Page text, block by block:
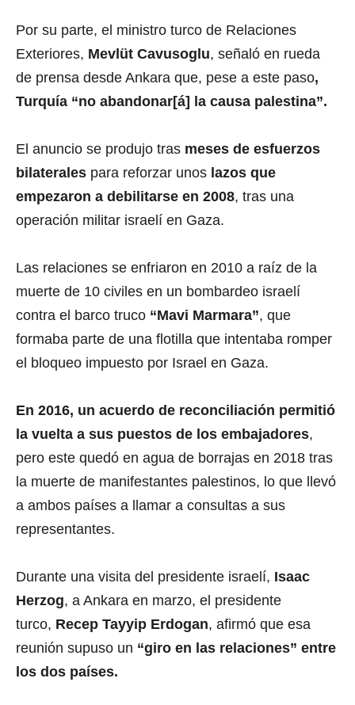
Por su parte, el ministro turco de Relaciones
Exteriores, Mevlüt Cavusoglu, señaló en rueda
de prensa desde Ankara que, pese a este paso,
Turquía “no abandonar[á] la causa palestina”.
El anuncio se produjo tras meses de esfuerzos
bilaterales para reforzar unos lazos que
empezaron a debilitarse en 2008, tras una
operación militar israelí en Gaza.
Las relaciones se enfriaron en 2010 a raíz de la
muerte de 10 civiles en un bombardeo israelí
contra el barco truco “Mavi Marmara”, que
formaba parte de una flotilla que intentaba romper
el bloqueo impuesto por Israel en Gaza.
En 2016, un acuerdo de reconciliación permitió
la vuelta a sus puestos de los embajadores,
pero este quedó en agua de borrajas en 2018 tras
la muerte de manifestantes palestinos, lo que llevó
a ambos países a llamar a consultas a sus
representantes.
Durante una visita del presidente israelí, Isaac
Herzog, a Ankara en marzo, el presidente
turco, Recep Tayyip Erdogan, afirmó que esa
reunión supuso un “giro en las relaciones” entre
los dos países.